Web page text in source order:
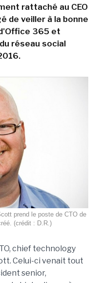
rattaché au CEO
de veiller à la bonne
365 et
réseau social
prend le poste de CTO de
(crédit : D.R.)
chief technology
Celui-ci venait tout
senior,